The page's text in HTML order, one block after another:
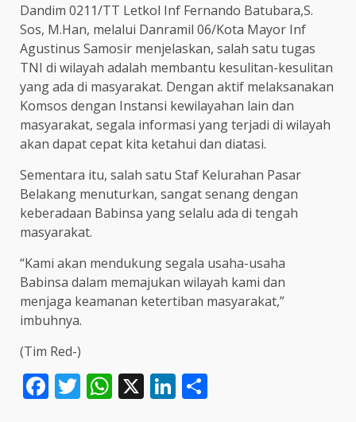
Dandim 0211/TT Letkol Inf Fernando Batubara,S.
Sos, M.Han, melalui Danramil 06/Kota Mayor Inf
Agustinus Samosir menjelaskan, salah satu tugas
TNI di wilayah adalah membantu kesulitan-kesulitan
yang ada di masyarakat. Dengan aktif melaksanakan
Komsos dengan Instansi kewilayahan lain dan
masyarakat, segala informasi yang terjadi di wilayah
akan dapat cepat kita ketahui dan diatasi.
Sementara itu, salah satu Staf Kelurahan Pasar
Belakang menuturkan, sangat senang dengan
keberadaan Babinsa yang selalu ada di tengah
masyarakat.
“Kami akan mendukung segala usaha-usaha
Babinsa dalam memajukan wilayah kami dan
menjaga keamanan ketertiban masyarakat,”
imbuhnya.
(Tim Red-)
Facebook
Twitter
WhatsApp
X LinkedIn